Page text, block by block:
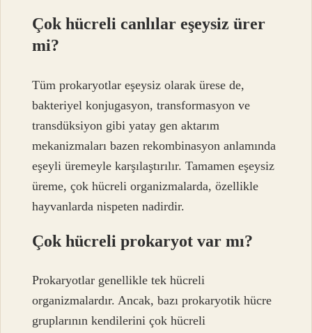
Çok hücreli canlılar eşeysiz ürer
mi?
Tüm prokaryotlar eşeysiz olarak ürese de,
bakteriyel konjugasyon, transformasyon ve
transdüksiyon gibi yatay gen aktarım
mekanizmaları bazen rekombinasyon anlamında
eşeyli üremeyle karşılaştırılır. Tamamen eşeysiz
üreme, çok hücreli organizmalarda, özellikle
hayvanlarda nispeten nadirdir.
Çok hücreli prokaryot var mı?
Prokaryotlar genellikle tek hücreli
organizmalardır. Ancak, bazı prokaryotik hücre
gruplarının kendilerini çok hücreli